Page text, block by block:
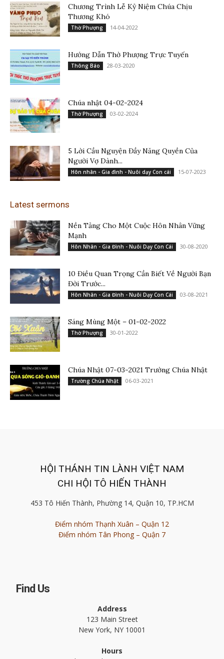
Chương Trình Lễ Kỷ Niệm Chúa Chịu
Thương Khó
Thờ Phượng 14-04-2022
Hướng Dẫn Thờ Phượng Trực Tuyến
Thông Báo 28-03-2020
Chúa nhật 04-02-2024
Thờ Phượng 03-02-2024
5 Lời Cầu Nguyện Đầy Năng Quyền Của
Người Vợ Dành...
Hôn nhân - Gia đình - Nuôi dạy Con cái 15-07-2023
Latest sermons
Nền Tảng Cho Một Cuộc Hôn Nhân Vững
Mạnh
Hôn Nhân - Gia Đình - Nuôi Dạy Con Cái 30-08-2020
10 Điều Quan Trọng Cần Biết Về Người Bạn
Đời Trước...
Hôn Nhân - Gia Đình - Nuôi Dạy Con Cái 03-08-2021
Sáng Mùng Một – 01-02-2022
Thờ Phượng 30-01-2022
Chúa Nhật 07-03-2021 Trường Chúa Nhật
Trường Chúa Nhật 06-03-2021
HỘI THÁNH TIN LÀNH VIỆT NAM
CHI HỘI TÔ HIẾN THÀNH
453 Tô Hiến Thành, Phường 14, Quận 10, TP.HCM
Điểm nhóm Thạnh Xuân – Quận 12
Điểm nhóm Tân Phong – Quận 7
Find Us
Address
123 Main Street
New York, NY 10001
Hours